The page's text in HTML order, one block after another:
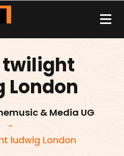
twilight
London
& Media UG
-
ludwig London